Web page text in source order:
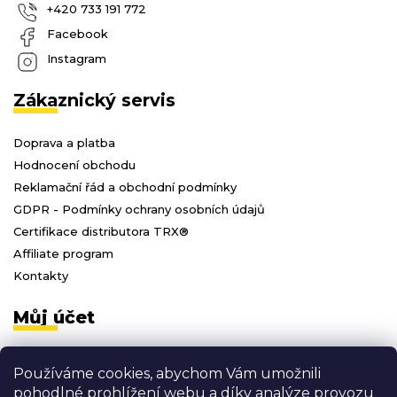
Používáme cookies, abychom Vám umožnili
pohodlné prohlížení webu a díky analýze provozu
+420 733 191 772
Facebook
Instagram
Zákaznický servis
Doprava a platba
Hodnocení obchodu
Reklamační řád a obchodní podmínky
GDPR - Podmínky ochrany osobních údajů
Certifikace distributora TRX®
Affiliate program
Kontakty
Můj účet
Registrace